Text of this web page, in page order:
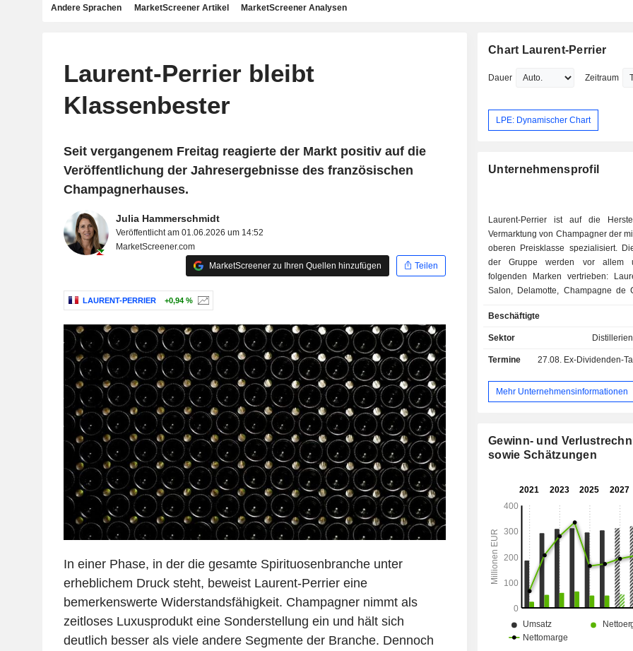
Andere Sprachen MarketScreener Artikel MarketScreener Analysen
Laurent-Perrier bleibt
Klassenbester
Seit vergangenem Freitag reagierte der Markt positiv auf die
Veröffentlichung der Jahresergebnisse des französischen
Champagnerhauses.
Julia Hammerschmidt
Veröffentlicht am 01.06.2026 um 14:52
MarketScreener.com
MarketScreener zu Ihren Quellen hinzufügen
Teilen
LAURENT-PERRIER +0,94 %
In einer Phase, in der die gesamte Spirituosenbranche unter
erheblichem Druck steht, beweist Laurent-Perrier eine
bemerkenswerte Widerstandsfähigkeit. Champagner nimmt als
zeitloses Luxusprodukt eine Sonderstellung ein und hält sich
deutlich besser als viele andere Segmente der Branche. Dennoch
Chart Laurent-Perrier
Dauer Zeitraum
LPE: Dynamischer Chart
Unternehmensprofil
Laurent-Perrier ist auf die
Vermarktung von Champagner der
oberen Preisklasse spezialisiert.
der Gruppe werden vor allem
folgenden Marken vertrieben:
Salon, Delamotte, Champagne de
der Produkte erfolgt über
(Restaurants, Hotels, Bars und
den Direktvertrieb. Der Nettoumsatz verteilt sich
Europa (44,7 %) und sonstige Länder
Beschäftigte
Sektor
Termine 27.08. Ex-Dividenden-Tag
Mehr Unternehmensinformationen
Gewinn- und
sowie Schätzungen